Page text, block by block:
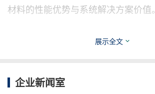
材料的性能优势与系统解决方案价值。
未来科技方面，PBT、PPE、环氧树
展示全文
企业新闻室